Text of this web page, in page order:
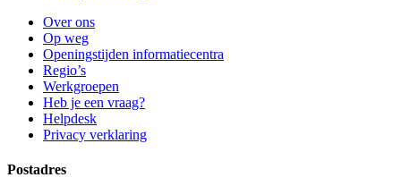
Over ons
Op weg
Openingstijden informatiecentra
Regio’s
Werkgroepen
Heb je een vraag?
Helpdesk
Privacy verklaring
Postadres